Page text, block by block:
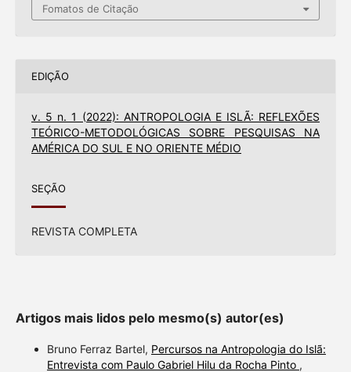
Fomatos de Citação
EDIÇÃO
v. 5 n. 1 (2022): ANTROPOLOGIA E ISLÃ: REFLEXÕES
TEÓRICO-METODOLÓGICAS SOBRE PESQUISAS NA
AMÉRICA DO SUL E NO ORIENTE MÉDIO
SEÇÃO
REVISTA COMPLETA
Artigos mais lidos pelo mesmo(s) autor(es)
Bruno Ferraz Bartel, Percursos na Antropologia do Islã:
Entrevista com Paulo Gabriel Hilu da Rocha Pinto ,